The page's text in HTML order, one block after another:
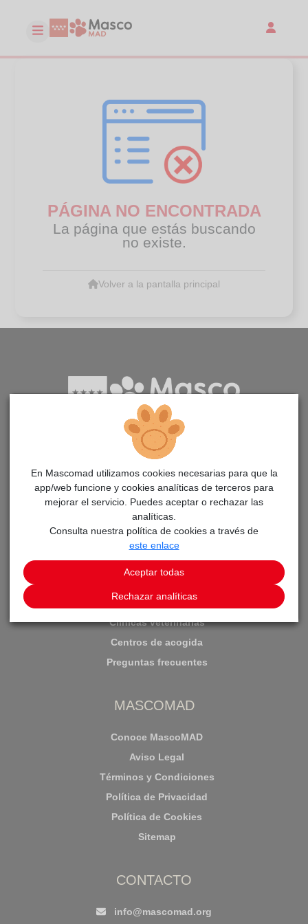
PÁGINA NO ENCONTRADA
La página que estás buscando
no existe.
Volver a la pantalla principal
Aplicación para la adopción de animales en la Comunidad
de Madrid
PÁGINAS
Adopta un animal
Avisos
Aprende cómo adoptar
Clínicas veterinarias
Centros de acogida
Preguntas frecuentes
MASCOMAD
Conoce MascoMAD
Aviso Legal
Términos y Condiciones
Política de Privacidad
Política de Cookies
Sitemap
CONTACTO
info@mascomad.org
En Mascomad utilizamos cookies necesarias para que la
app/web funcione y cookies analíticas de terceros para
mejorar el servicio. Puedes aceptar o rechazar las
analíticas.
Consulta nuestra política de cookies a través de
este enlace
Aceptar todas
Rechazar analíticas